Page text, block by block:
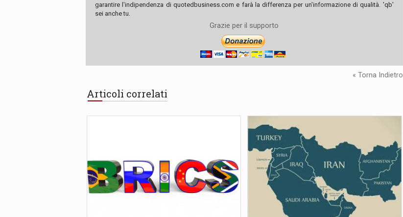
garantire l'indipendenza di quotedbusiness.com e farà la differenza per un'informazione di qualità. 'qb'
sei anche tu.
Grazie per il supporto
« Torna Indietro
Articoli correlati